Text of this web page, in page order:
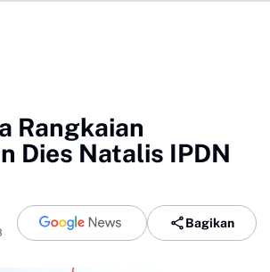
Rangkaian
Dies Natalis IPDN
Bagikan